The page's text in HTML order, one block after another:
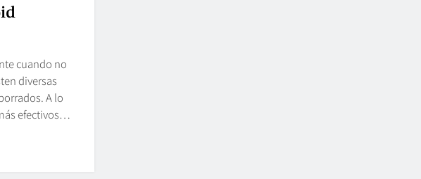
cuando no
diversas
A lo
efectivos…